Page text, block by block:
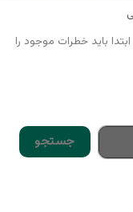
جستجو
باید خطرات موجود را